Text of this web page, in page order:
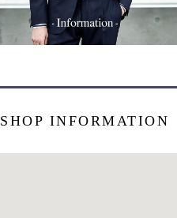
SHOP INFORMATION